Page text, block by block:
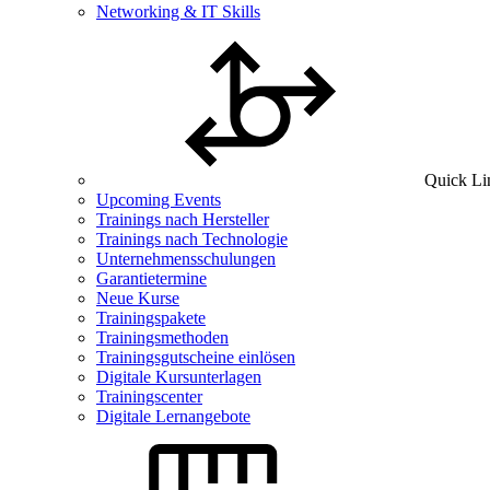
Networking & IT Skills
Quick
Upcoming Events
Trainings nach Hersteller
Trainings nach Technologie
Unternehmensschulungen
Garantietermine
Neue Kurse
Trainingspakete
Trainingsmethoden
Trainingsgutscheine einlösen
Digitale Kursunterlagen
Trainingscenter
Digitale Lernangebote